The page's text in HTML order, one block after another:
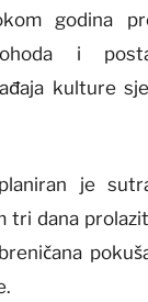
godina
i
kulture
je
tri dana